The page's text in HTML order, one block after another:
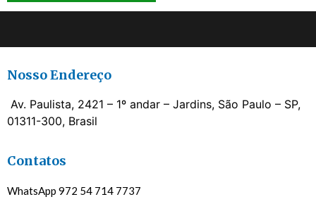
Nosso Endereço
Av. Paulista, 2421 – 1º andar – Jardins, São Paulo – SP,
01311-300, Brasil
Contatos
WhatsApp 972 54 714 7737